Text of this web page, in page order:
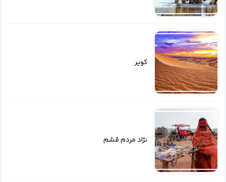
کویر
نژاد مردم قشم